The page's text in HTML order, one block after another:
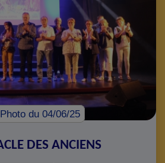
Photo du 04/06/25
DES ANCIENS